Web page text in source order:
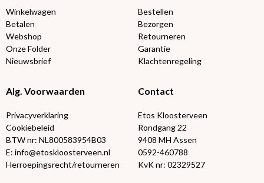
Winkelwagen
Betalen
Webshop
Onze Folder
Nieuwsbrief
Bestellen
Bezorgen
Retourneren
Garantie
Klachtenregeling
Alg. Voorwaarden
Privacyverklaring
Cookiebeleid
BTW nr: NL800583954B03
E: info@etoskloosterveen.nl
Herroepingsrecht/retourneren
Contact
Etos Kloosterveen
Rondgang 22
9408 MH Assen
0592-460788
KvK nr: 02329527